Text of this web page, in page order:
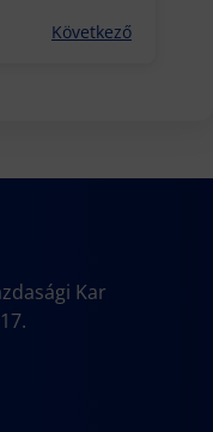
Következő
Kar